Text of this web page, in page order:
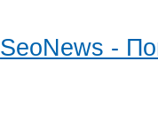
SeoNews -